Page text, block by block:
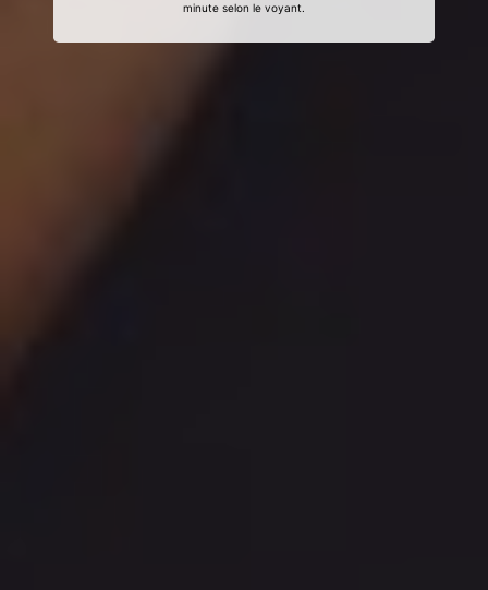
minute selon le voyant.